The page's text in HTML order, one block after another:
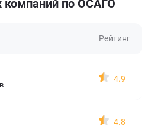
компаний по ОСАГО
Рейтинг
4.9
4.8